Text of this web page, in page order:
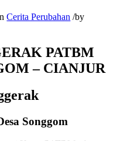
Cerita Perubahan /by
PATBM
– CIANJUR
Songgom